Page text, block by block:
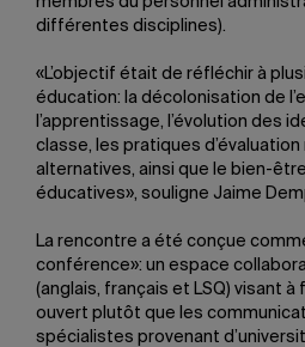
différentes disciplines).
«L’objectif était de réfléchir à
éducation: la décolonisation de
l’apprentissage, l’évolution des
classe, les pratiques
alternatives, ainsi que le bien-
éducatives», souligne Jaime
La rencontre a été conçue
conférence»: un espace
(anglais, français et LSQ) visant à
ouvert plutôt que les
spécialistes provenant